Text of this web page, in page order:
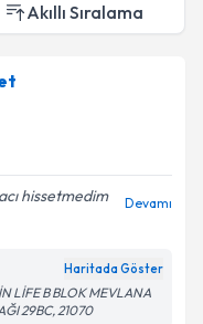
Akıllı Sıralama
hissetmedim
Devamı
Haritada Göster
LİFE B BLOK MEVLANA
29BC, 21070